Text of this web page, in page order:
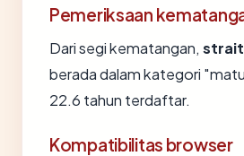
Pemeriksaan
Dari segi kematangan,
berada dalam kategori
22.6 tahun terdaftar.
Kompatibilitas browser